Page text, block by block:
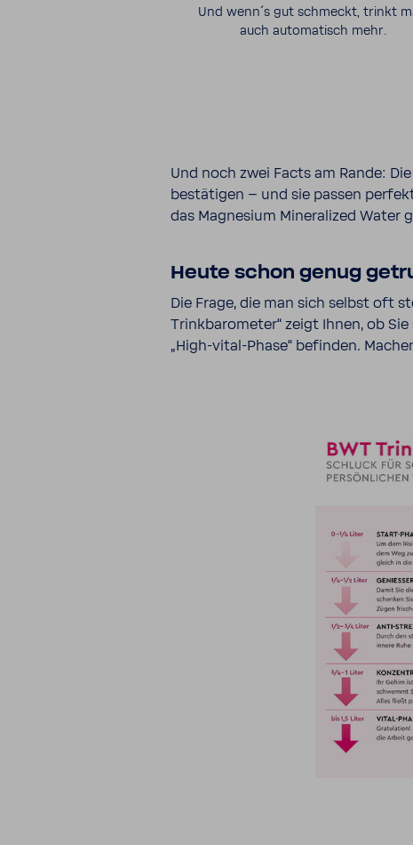
Und wenn´s gut schmeckt, trinkt
auch automatisch mehr.
Und noch zwei Facts am Rande:
bestä­tigen – und sie passen
das Magne­sium Mine­ra­lized Water
Heute schon genug
Die Frage, die man sich selbst oft
Trinkbarometer“ zeigt Ihnen, ob
„High-​vital-Phase“ befinden.